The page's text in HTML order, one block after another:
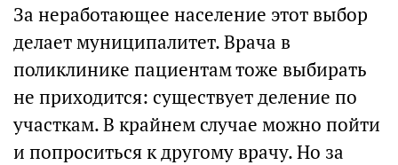
За неработающее население этот выбор
делает муниципалитет. Врача в
поликлинике пациентам тоже выбирать
не приходится: существует деление по
участкам. В крайнем случае можно пойти
и попроситься к другому врачу. Но за